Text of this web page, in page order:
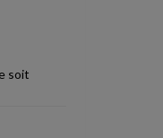
soit